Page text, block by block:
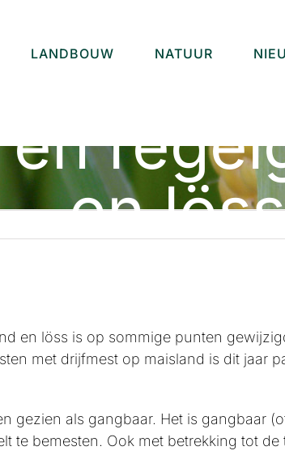
LANDBOUW NATUUR
en
en löss is op sommige punten
met drijfmest op maisland is dit jaar
gezien als gangbaar. Het is gangbaar
te bemesten. Ook met betrekking tot